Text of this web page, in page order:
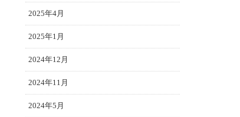
2025年4月
2025年1月
2024年12月
2024年11月
2024年5月